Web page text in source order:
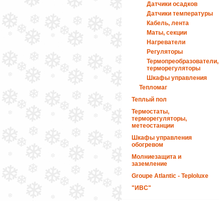
Датчики осадков
Датчики температуры
Кабель, лента
Маты, секции
Нагреватели
Регуляторы
Термопреобразователи,
терморегуляторы
Шкафы управления
Тепломаг
Теплый пол
Термостаты,
терморегуляторы,
метеостанции
Шкафы управления
обогревом
Молниезащита и
заземление
Groupe Atlantic - Teploluxe
"ИВС"